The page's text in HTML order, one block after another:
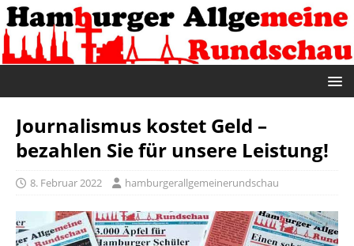
Journalismus kostet Geld –
bezahlen Sie für unsere Leistung!
8. Februar 2022 hamburgerallgemeinerundschau